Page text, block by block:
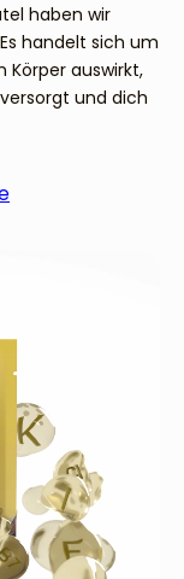
haben wir
handelt sich um
Körper auswirkt,
und dich